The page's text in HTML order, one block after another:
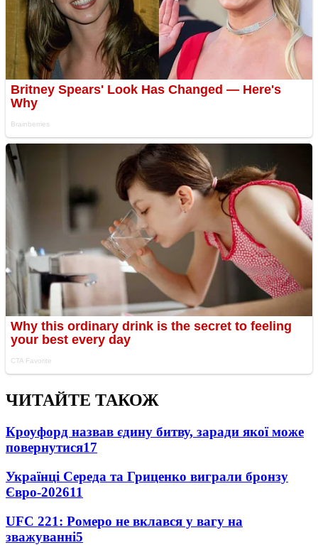
ЧИТАЙТЕ ТАКОЖ
Кроуфорд назвав єдину битву, заради якої може
повернутися17
Українці Середа та Гриценко виграли бронзу
Євро-202611
UFC 221: Ромеро не вклався у вагу на
зважуванні5